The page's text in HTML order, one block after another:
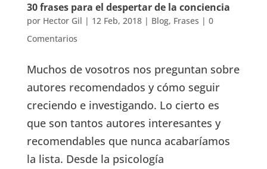
30 frases para el despertar de la conciencia
por Hector Gil | 12 Feb, 2018| Blog, Frases | 0
Comentarios
Muchos de vosotros nos preguntan sobre
autores recomendados y cómo seguir
creciendo e investigando. Lo cierto es
que son tantos autores interesantes y
recomendables que nunca acabaríamos
la lista. Desde la psicología